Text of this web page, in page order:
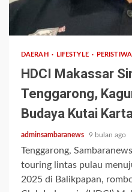
DAERAH LIFESTYLE PERISTIWA
HDCI Makassar
Tenggarong,
Budaya Kutai
adminsambaranews 9 bulan ago
Tenggarong,
touring lintas pulau
2025 di Balikpapan,